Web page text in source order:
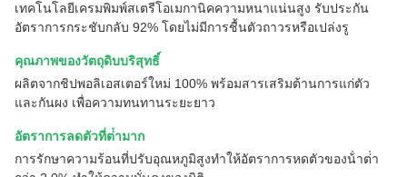
เทคโนโลยีเครมพิมพ์สเตรีโอเมกานิคความหนาแน่นสูง รับประกัน
อัตราการกระชับกลับ 92% โดยไม่มีการชื้นตัวถาวรหรือเปล่งรู
คุณภาพของวัตถุดิบบริสุทธิ์
ผลิตจากชิปพอลิเอสเตอร์ใหม่ 100% พร้อมสารเสริมต้านการแก่ตัว
และกันผง เพื่อความทนทานระยะยาว
อัตราการลดตัวที่ต่ํามาก
การรักษาความร้อนที่ปรับอุณหภูมิสูงทําให้อัตราการหดตัวของน้ําต่ํา